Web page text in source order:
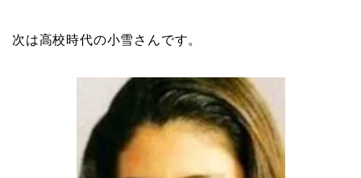
次は高校時代の小雪さんです。